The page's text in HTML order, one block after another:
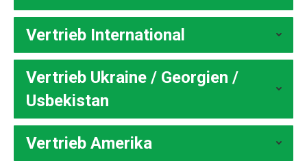
Vertrieb International
Vertrieb Ukraine / Georgien /
Usbekistan
Vertrieb Amerika